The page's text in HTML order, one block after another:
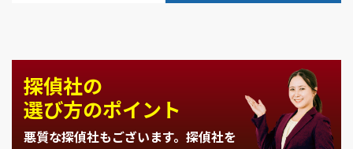
探偵社の
選び方のポイント
悪質な探偵社もございます。 探偵社を